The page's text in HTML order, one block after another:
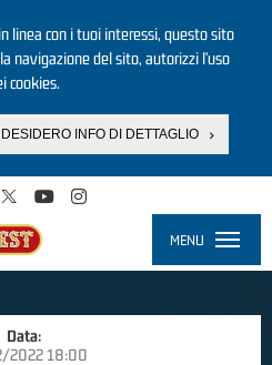
linea con i tuoi interessi, questo sito
navigazione del sito, autorizzi l’uso
cookies.
DESIDERO INFO DI DETTAGLIO
MENU
Data:
2022 18:00